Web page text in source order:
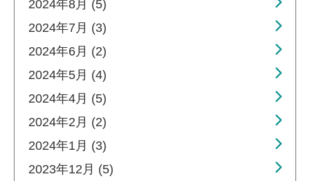
2024年8月 (5)
2024年7月 (3)
2024年6月 (2)
2024年5月 (4)
2024年4月 (5)
2024年2月 (2)
2024年1月 (3)
2023年12月 (5)